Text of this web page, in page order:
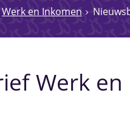
Werk en Inkomen
Werk